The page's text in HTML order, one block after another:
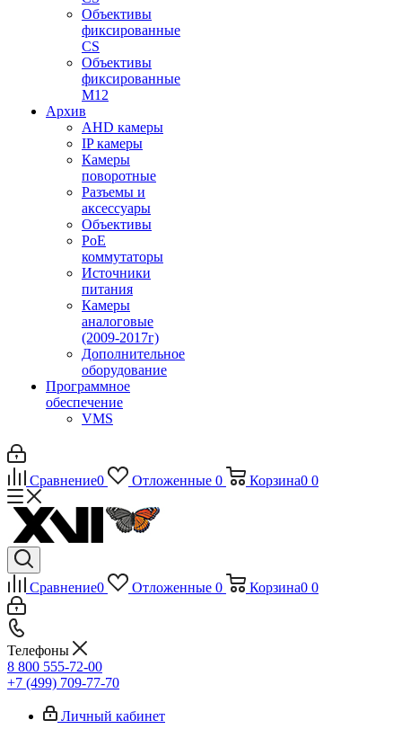
Объективы
фиксированные
CS
Объективы
фиксированные
М12
Архив
AHD камеры
IP камеры
Камеры
поворотные
Разъемы и
аксессуары
Объективы
PoE
коммутаторы
Источники
питания
Камеры
аналоговые
(2009-2017г)
Дополнительное
оборудование
Программное
обеспечение
VMS
Сравнение0 Отложенные 0 Корзина0 0
Сравнение0 Отложенные 0 Корзина0 0
Телефоны
8 800 555-72-00
+7 (499) 709-77-70
Личный кабинет